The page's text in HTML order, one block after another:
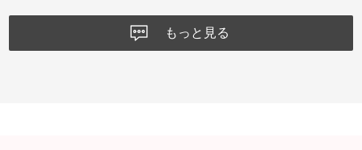
もっと見る